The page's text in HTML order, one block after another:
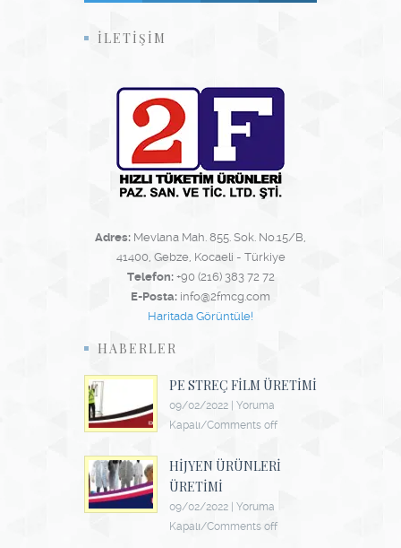
İLETİŞİM
Adres: Mevlana Mah. 855. Sok. No.15/B,
41400, Gebze, Kocaeli - Türkiye
Telefon:+90 (216) 383 72 72
E-Posta: info@2fmcg.com
Haritada Görüntüle!
HABERLER
PE STREÇ FILM ÜRETIMI
09/02/2022
Yoruma
Kapalı/Comments off
HIJYEN ÜRÜNLERI
ÜRETIMI
09/02/2022
Yoruma
Kapalı/Comments off